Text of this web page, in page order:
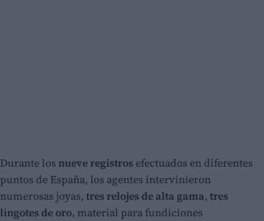
Durante los nueve registros efectuados en diferentes
puntos de España, los agentes intervinieron
numerosas joyas, tres relojes de alta gama, tres
lingotes de oro, material para fundiciones